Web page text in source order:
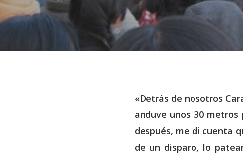
«Detrás de nosotros
anduve unos 30
después, me di cuenta
de un disparo, lo